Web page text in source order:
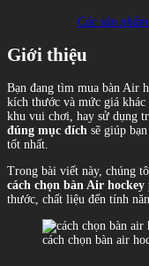
Các sản
Giới thiệu
Bạn đang tìm mua bàn Air
kích thước và mức giá
khu vui chơi, hay sử dụng
đúng mục đích sẽ giúp
tốt nhất.
Trong bài viết này, chúng
cách chọn bàn Air
thước, chất liệu đến tính
cách chọn bàn air